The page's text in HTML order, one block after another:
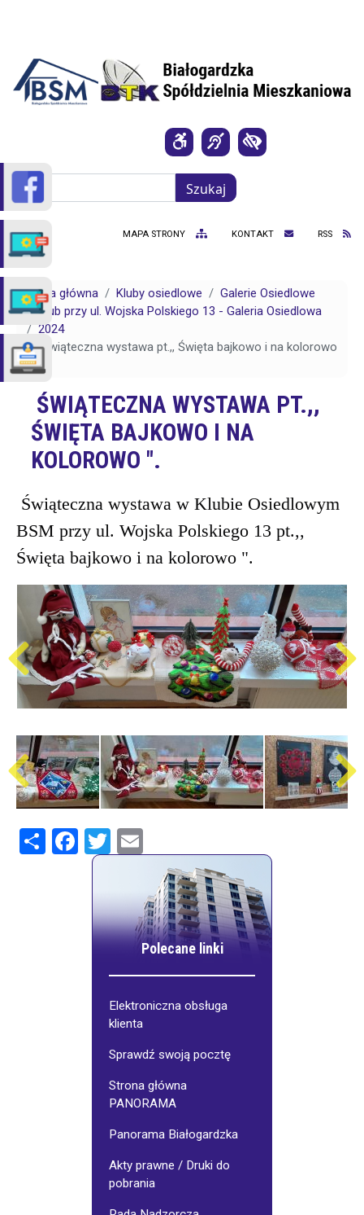
Szukaj
Szukaj
MAPA STRONY KONTAKT RSS
Strona główna Kluby osiedlowe
Galerie Osiedlowe
Klub przy ul. Wojska Polskiego 13 - Galeria Osiedlowa
2024
Świąteczna wystawa pt.,, Święta bajkowo i na kolorowo
".
ŚWIĄTECZNA WYSTAWA PT.,,
ŚWIĘTA BAJKOWO I NA
KOLOROWO ".
Świąteczna wystawa w Klubie Osiedlowym
BSM przy ul. Wojska Polskiego 13 pt.,,
Święta bajkowo i na kolorowo ".
ShareFacebook
Twitter
Polecane linki
Elektroniczna obsługa
klienta
Sprawdź swoją pocztę
Strona główna
PANORAMA
Panorama Białogardzka
Akty prawne / Druki do
pobrania